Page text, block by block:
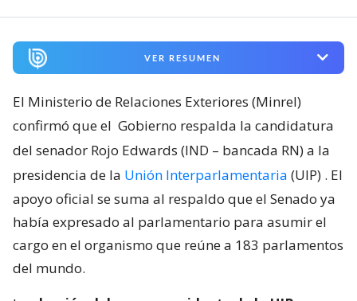
VER RESUMEN
El Ministerio de Relaciones Exteriores (Minrel)
confirmó que el Gobierno respalda la candidatura
del senador Rojo Edwards (IND – bancada RN) a la
presidencia de la Unión Interparlamentaria (UIP) . El
apoyo oficial se suma al respaldo que el Senado ya
había expresado al parlamentario para asumir el
cargo en el organismo que reúne a 183 parlamentos
del mundo.